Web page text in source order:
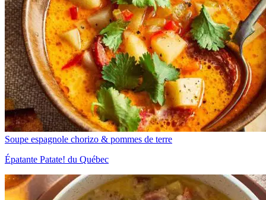
Soupe espagnole chorizo & pommes de terre
Épatante Patate! du Québec